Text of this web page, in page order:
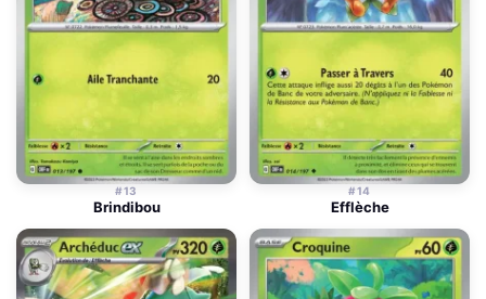
#13
Brindibou
#14
Efflèche